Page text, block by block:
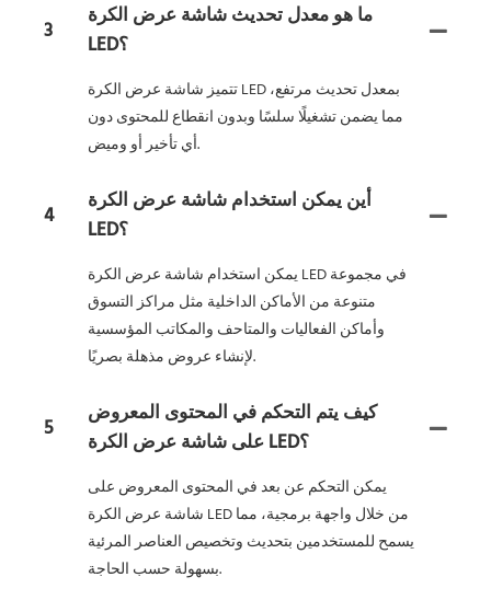
3
ما هو معدل تحديث شاشة عرض الكرة
LED؟
تتميز شاشة عرض الكرة LED بمعدل تحديث مرتفع،
مما يضمن تشغيلًا سلسًا وبدون انقطاع للمحتوى دون
أي تأخير أو وميض.
4
أين يمكن استخدام شاشة عرض الكرة
LED؟
يمكن استخدام شاشة عرض الكرة LED في مجموعة
متنوعة من الأماكن الداخلية مثل مراكز التسوق
وأماكن الفعاليات والمتاحف والمكاتب المؤسسية
لإنشاء عروض مذهلة بصريًا.
5
كيف يتم التحكم في المحتوى المعروض
على شاشة عرض الكرة LED؟
يمكن التحكم عن بعد في المحتوى المعروض على
شاشة عرض الكرة LED من خلال واجهة برمجية، مما
يسمح للمستخدمين بتحديث وتخصيص العناصر المرئية
بسهولة حسب الحاجة.